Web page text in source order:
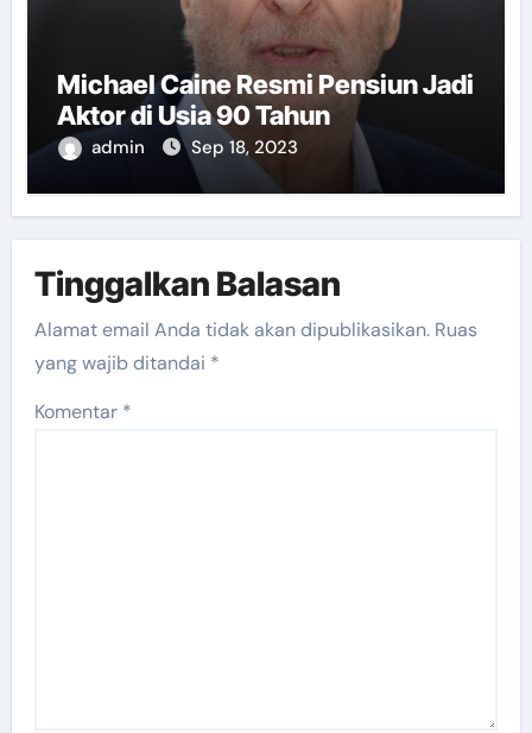
Michael Caine Resmi Pensiun Jadi
Aktor di Usia 90 Tahun
admin Sep 18, 2023
Tinggalkan Balasan
Alamat email Anda tidak akan dipublikasikan. Ruas
yang wajib ditandai *
Komentar *